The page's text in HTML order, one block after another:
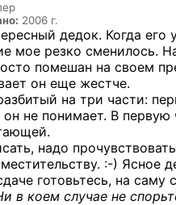
2006 г.
дедок. Когда его
мое резко сменилось.
помешан на своем
он еще жестче.
на три части:
он не понимает. В
надо
:-) Ясное
готовьтесь, на
в коем случае не